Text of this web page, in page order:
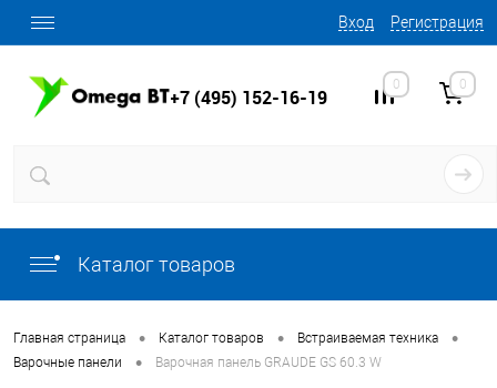
Вход Регистрация
+7 (495) 152-16-19
0 0
Каталог товаров
Главная страница • Каталог товаров • Встраиваемая техника •
Варочные панели • Варочная панель GRAUDE GS 60.3 W